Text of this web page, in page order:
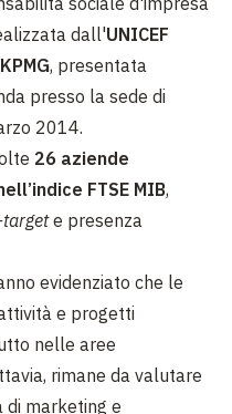
dall'UNICEF
, presentata
presso la sede di
2014.
26 aziende
FTSE MIB,
e presenza
evidenziato che le
e progetti
nelle aree
rimane da valutare
di marketing e